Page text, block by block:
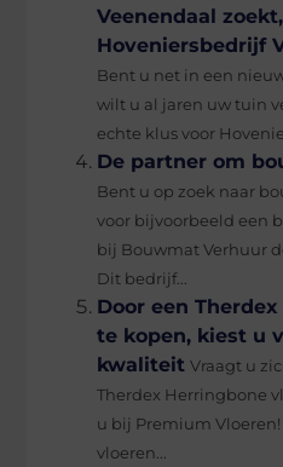
Veenendaal
Hoveniersbedrijf
Bent u net in een
wilt u al jaren uw tuin
echte klus voor
De partner om
Bent u op zoek naar
voor bijvoorbeeld een
bij Bouwmat Verhuur
Dit bedrijf...
Door een
te kopen, kiest u
kwaliteit Vraagt u
Therdex Herringbone
u bij Premium
vloeren...